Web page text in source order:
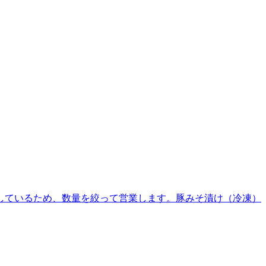
いるため、数量を絞って営業します。豚みそ漬け（冷凍）